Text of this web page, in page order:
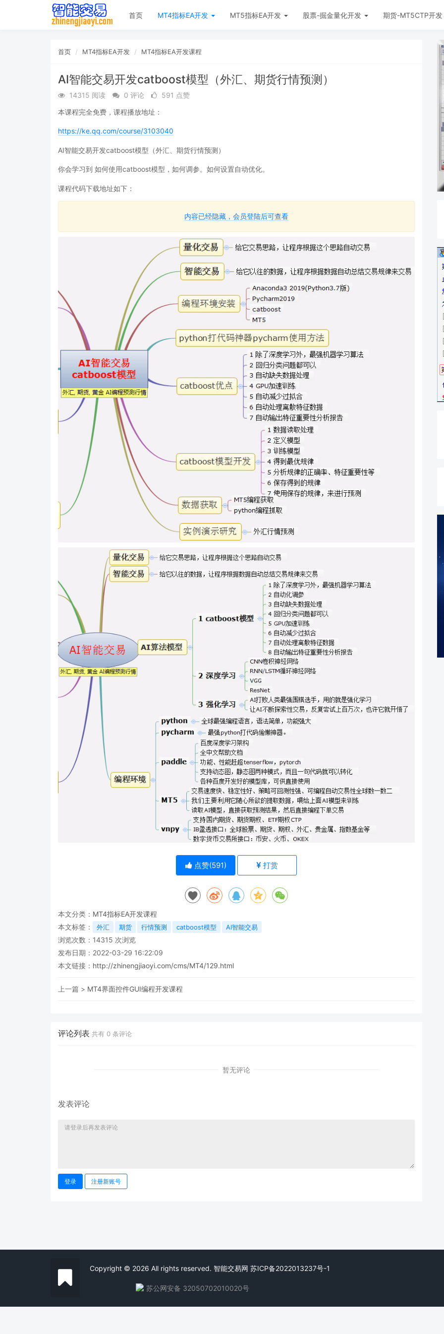
首页 MT4指标EA开发 MT5指标EA开发 股票-掘金量化开发 期货-MT5CTP开发
首页 MT4指标EA开发 MT4指标EA开发课程
AI智能交易开发catboost模型（外汇、期货行情预测）
14315 阅读 0 评论
591 点赞
本课程完全免费，课程播放地址：
https://ke.qq.com/course/3103040
AI智能交易开发catboost模型（外汇、期货行情预测）
你会学习到 如何使用catboost模型，如何调参。如何设置自动优化。
课程代码下载地址如下：
内容已经隐藏，会员登陆后可查看
点赞(591) 打赏
本文分类： MT4指标EA开发课程
本文标签：
外汇 期货 行情预测 catboost模型 AI智能交易
浏览次数： 14315 次浏览
发布日期：2022-03-29 16:22:09
本文链接： http://zhinengjiaoyi.com/cms/MT4/129.html
上一篇 > MT4界面控件GUI编程开发课程
评论列表 共有 0 条评论
暂无评论
发表评论
登录 注册新账号
Copyright © 2026 All rights reserved. 智能交易网 苏ICP备2022013237号-1
苏公网安备 32050702010020号